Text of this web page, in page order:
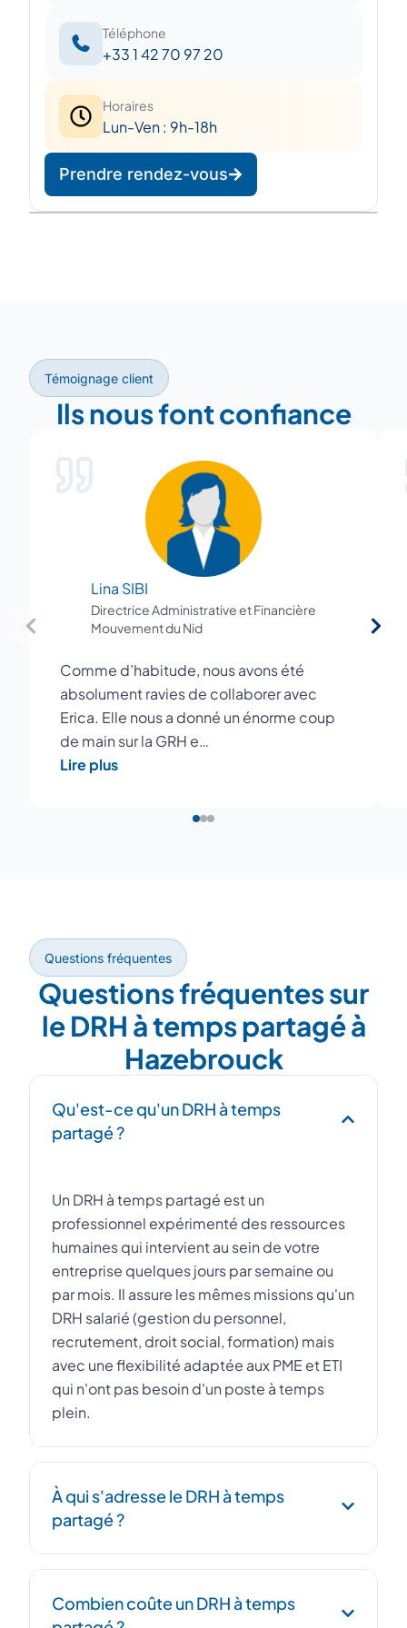
Téléphone
+33 1 42 70 97 20
Horaires
Lun-Ven : 9h-18h
Prendre rendez-vous
Témoignage client
Ils nous font confiance
Lina SIBI
Directrice Administrative et Financière
Mouvement du Nid
Comme d’habitude, nous avons été
absolument ravies de collaborer avec
Erica. Elle nous a donné un énorme coup
de main sur la GRH e…
Lire plus
Questions fréquentes
Questions fréquentes sur
le DRH à temps partagé à
Hazebrouck
Qu'est-ce qu'un DRH à temps
partagé ?
Un DRH à temps partagé est un
professionnel expérimenté des ressources
humaines qui intervient au sein de votre
entreprise quelques jours par semaine ou
par mois. Il assure les mêmes missions qu'un
DRH salarié (gestion du personnel,
recrutement, droit social, formation) mais
avec une flexibilité adaptée aux PME et ETI
qui n'ont pas besoin d'un poste à temps
plein.
À qui s'adresse le DRH à temps
partagé ?
startups et ETI de 10 à 500 salariés qui
Combien coûte un DRH à temps